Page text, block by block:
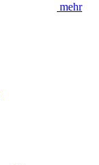
mehr